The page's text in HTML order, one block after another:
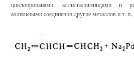
циклопропанами, аллилгалогенидами и
аллильными соединения другие металлов и т.